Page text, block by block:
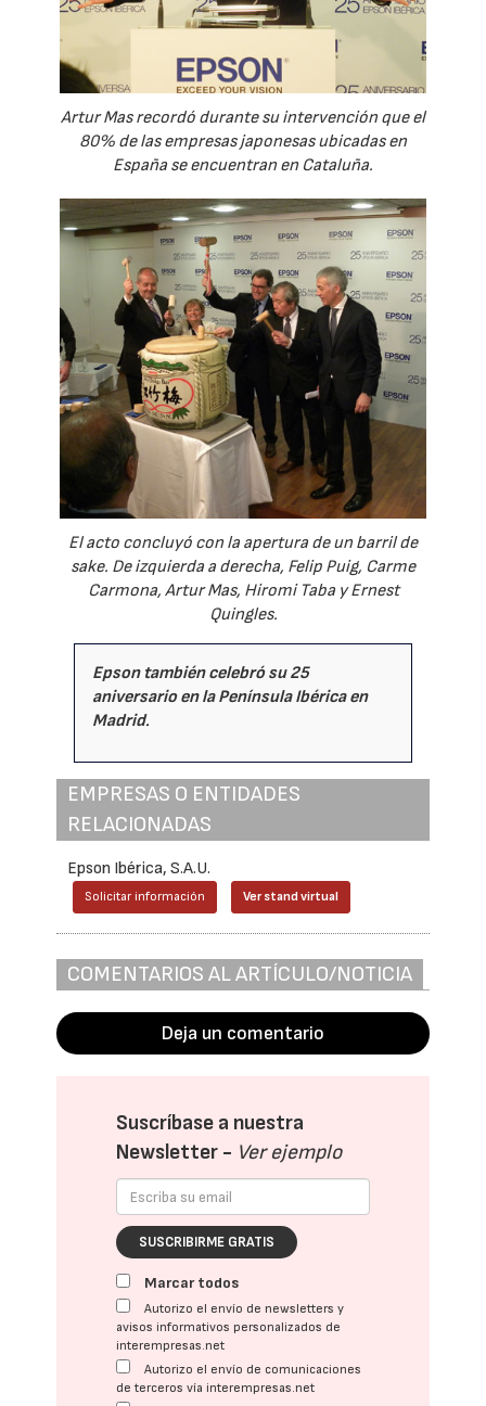
Artur Mas recordó durante su intervención que el
80% de las empresas japonesas ubicadas en
España se encuentran en Cataluña.
El acto concluyó con la apertura de un barril de
sake. De izquierda a derecha, Felip Puig, Carme
Carmona, Artur Mas, Hiromi Taba y Ernest
Quingles.
Epson también celebró su 25
aniversario en la Península Ibérica en
Madrid.
EMPRESAS O ENTIDADES
RELACIONADAS
Epson Ibérica, S.A.U.
Solicitar información Ver stand virtual
COMENTARIOS AL ARTÍCULO/NOTICIA
Deja un comentario
Suscríbase a nuestra
Newsletter - Ver ejemplo
SUSCRIBIRME GRATIS
Marcar todos
Autorizo el envío de newsletters y
avisos informativos personalizados de
interempresas.net
Autorizo el envío de comunicaciones
de terceros vía interempresas.net